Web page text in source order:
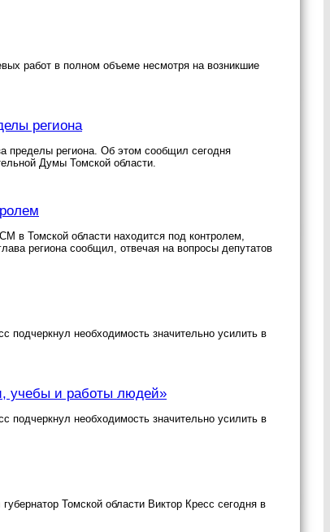
работ в полном объеме несмотря на возникшие
региона
пределы региона. Об этом сообщил сегодня
Думы Томской области.
в Томской области находится под контролем,
региона сообщил, отвечая на вопросы депутатов
подчеркнул необходимость значительно усилить в
учебы и работы людей»
подчеркнул необходимость значительно усилить в
Томской области Виктор Кресс сегодня в